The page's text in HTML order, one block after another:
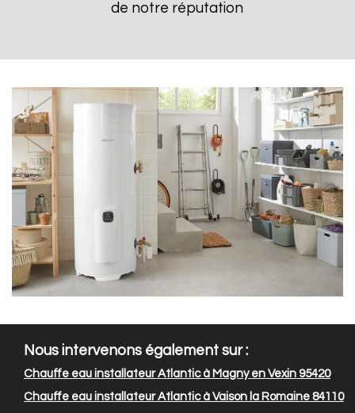
de notre réputation
Nous intervenons également sur :
Chauffe eau installateur Atlantic à Magny en Vexin 95420
Chauffe eau installateur Atlantic à Vaison la Romaine 84110